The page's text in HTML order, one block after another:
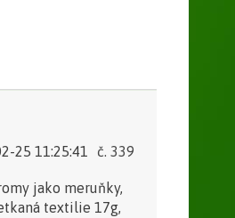
č. 339
25 11:25:41
jako meruňky,
textilie 17g,